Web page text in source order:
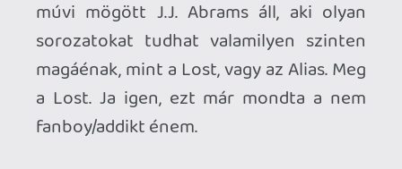
És hogy mi az az 1-18-08? A premier
időpontja, ofkorsz, kettőezer-nyolc
január tizennyolcadika. Addig pedig az
előbb említett nyomozás keretein belül
egy kitalált alternatív valóság egy-egy
szeletébe is belekukkanthatunk: egy